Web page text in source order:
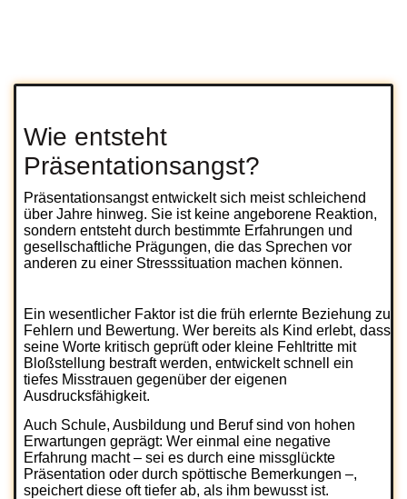
Wie entsteht
Präsentationsangst?
Präsentationsangst entwickelt sich meist schleichend
über Jahre hinweg. Sie ist keine angeborene Reaktion,
sondern entsteht durch bestimmte Erfahrungen und
gesellschaftliche Prägungen, die das Sprechen vor
anderen zu einer Stresssituation machen können.
Ein wesentlicher Faktor ist die früh erlernte Beziehung zu
Fehlern und Bewertung. Wer bereits als Kind erlebt, dass
seine Worte kritisch geprüft oder kleine Fehltritte mit
Bloßstellung bestraft werden, entwickelt schnell ein
tiefes Misstrauen gegenüber der eigenen
Ausdrucksfähigkeit.
Auch Schule, Ausbildung und Beruf sind von hohen
Erwartungen geprägt: Wer einmal eine negative
Erfahrung macht – sei es durch eine missglückte
Präsentation oder durch spöttische Bemerkungen –,
speichert diese oft tiefer ab, als ihm bewusst ist.